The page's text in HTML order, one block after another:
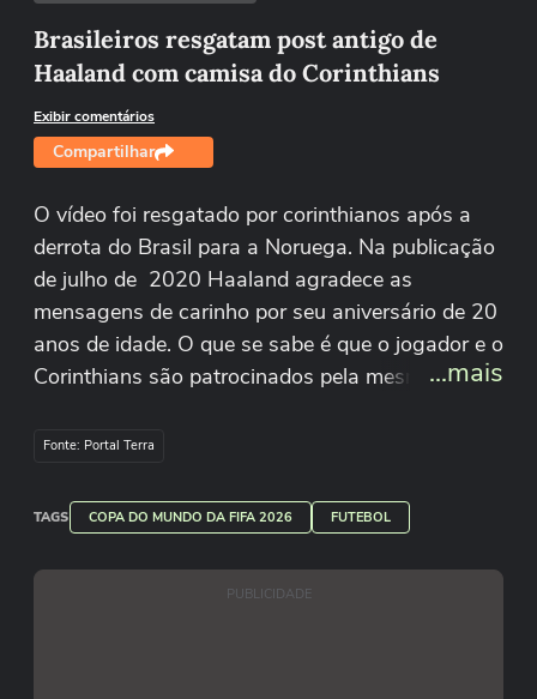
Brasileiros resgatam post antigo de
Haaland com camisa do Corinthians
Exibir comentários
Compartilhar
O vídeo foi resgatado por corinthianos após a
derrota do Brasil para a Noruega. Na publicação
de julho de 2020 Haaland agradece as
mensagens de carinho por seu aniversário de 20
anos de idade. O que se sabe é que o jogador e o
Corinthians são patrocinados pela mesma marca
Patrocínio: @vivo e @betano_brasil
...mais
Fonte: Portal Terra
TAGS COPA DO MUNDO DA FIFA 2026 FUTEBOL
PUBLICIDADE